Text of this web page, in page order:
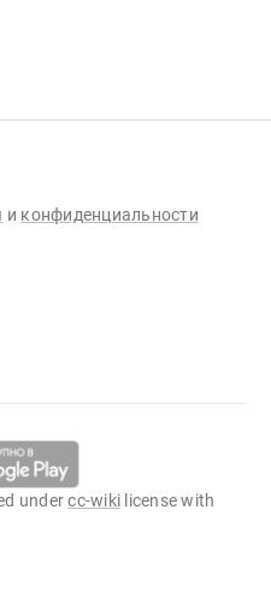
и конфиденциальности
undercc-wiki license with